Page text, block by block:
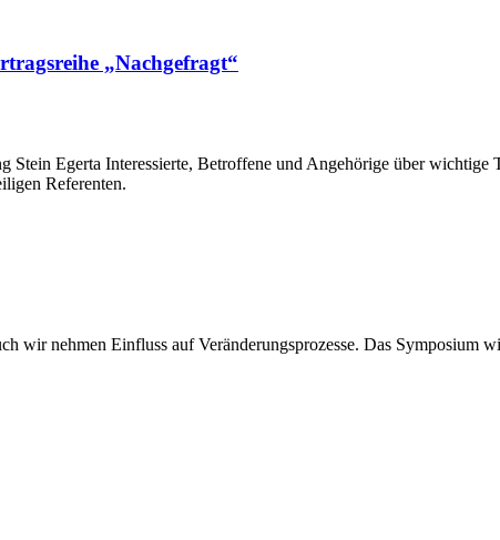
„Nachgefragt“
Egerta Interessierte, Betroffene und Angehörige über wichtige
Referenten.
wir nehmen Einfluss auf Veränderungsprozesse. Das Symposium